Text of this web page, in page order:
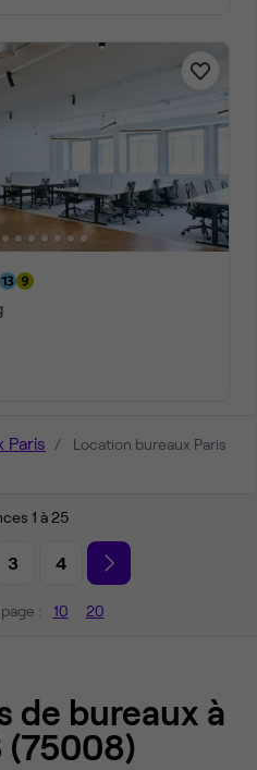
Paris
Location bureaux Paris
1 à 25
3 4
: 10 20
de bureaux à
(75008)